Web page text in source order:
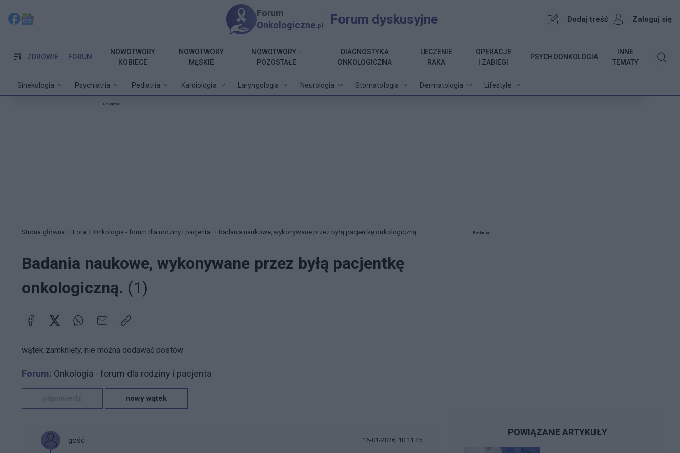
Forum
Onkologiczne .pl Forum dyskusyjne Dodaj treść Zaloguj się
ZDROWIE
Ginekologia Psychiatria Pediatria Kardiologia Laryngologia Neurologia Stomatologia Dermatologia Lifestyle
FORUM
NOWOTWORY
KOBIECE
NOWOTWORY
MĘSKIE
NOWOTWORY -
POZOSTAŁE
DIAGNOSTYKA
ONKOLOGICZNA
LECZENIE
RAKA
OPERACJE
I ZABIEGI
PSYCHOONKOLOGIA
INNE
TEMATY
Reklama:
Strona główna Fora Onkologia - forum dla rodziny i pacjenta Badania naukowe, wykonywane przez byłą pacjentkę onkologiczną.
Badania naukowe, wykonywane przez byłą pacjentkę
onkologiczną. (1)
wątek zamknięty, nie można dodawać postów
Forum: Onkologia - forum dla rodziny i pacjenta
nowy wątek
gość 16-01-2026, 10:11:45
Reklama:
POWIĄZANE ARTYKUŁY